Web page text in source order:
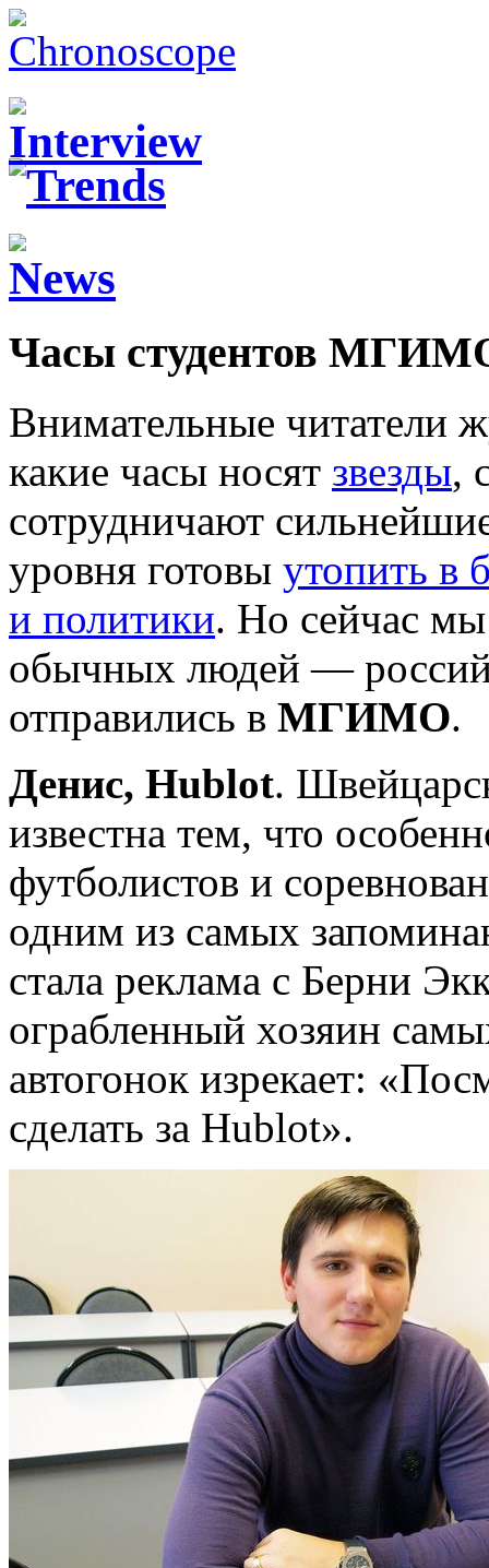
Часы студентов
Внимательные читатели
какие часы носят звезды,
сотрудничают
уровня готовы утопить в
и политики. Но сейчас мы
обычных людей —
отправились в МГИМО.
Денис, Hublot.
известна тем, что
футболистов и
одним из самых
стала реклама с Берни
ограбленный хозяин
автогонок изрекает:
сделать за Hublot».